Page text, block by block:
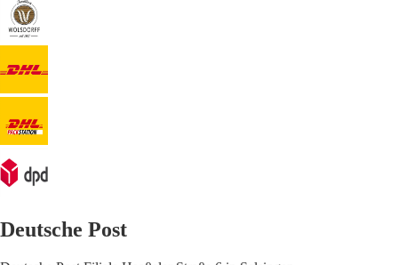
Deutsche Post